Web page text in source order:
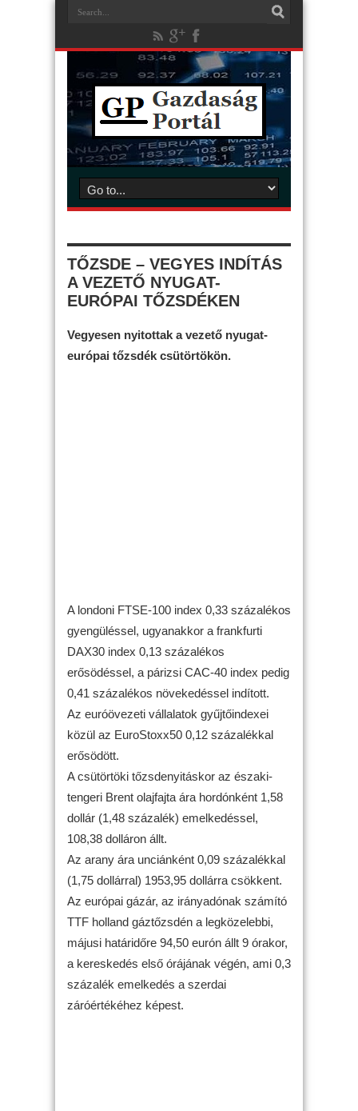
TŐZSDE – VEGYES INDÍTÁS
A VEZETŐ NYUGAT-
EURÓPAI TŐZSDÉKEN
Vegyesen nyitottak a vezető nyugat-
európai tőzsdék csütörtökön.
A londoni FTSE-100 index 0,33 százalékos
gyengüléssel, ugyanakkor a frankfurti
DAX30 index 0,13 százalékos
erősödéssel, a párizsi CAC-40 index pedig
0,41 százalékos növekedéssel indított.
Az euróövezeti vállalatok gyűjtőindexei
közül az EuroStoxx50 0,12 százalékkal
erősödött.
A csütörtöki tőzsdenyitáskor az északi-
tengeri Brent olajfajta ára hordónként 1,58
dollár (1,48 százalék) emelkedéssel,
108,38 dolláron állt.
Az arany ára unciánként 0,09 százalékkal
(1,75 dollárral) 1953,95 dollárra csökkent.
Az európai gázár, az irányadónak számító
TTF holland gáztőzsdén a legközelebbi,
májusi határidőre 94,50 eurón állt 9 órakor,
a kereskedés első órájának végén, ami 0,3
százalék emelkedés a szerdai
záróértékéhez képest.